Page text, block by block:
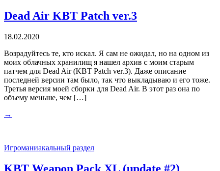
Dead Air KBT Patch ver.3
18.02.2020
Возрадуйтесь те, кто искал. Я сам не ожидал, но на одном из
моих облачных хранилищ я нашел архив с моим старым
патчем для Dead Air (KBT Patch ver.3). Даже описание
последней версии там было, так что выкладываю и его тоже.
Третья версия моей сборки для Dead Air. В этот раз она по
объему меньше, чем […]
→
Игроманиакальный раздел
KBT Weapon Pack XL (update #2)